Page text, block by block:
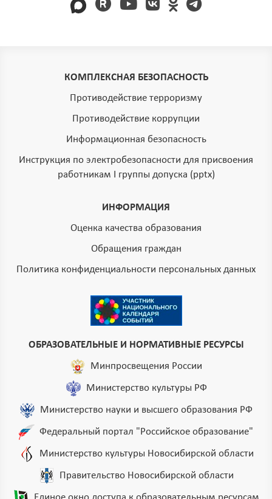
КОМПЛЕКСНАЯ БЕЗОПАСНОСТЬ
Противодействие терроризму
Противодействие коррупции
Информационная безопасность
Инструкция по электробезопасности для присвоения
работникам I группы допуска (pptx)
ИНФОРМАЦИЯ
Оценка качества образования
Обращения граждан
Политика конфиденциальности персональных данных
ОБРАЗОВАТЕЛЬНЫЕ И НОРМАТИВНЫЕ РЕСУРСЫ
Минпросвещения России
Министерство культуры РФ
Министерство науки и высшего образования РФ
Федеральный портал "Российское образование"
Министерство культуры Новосибирской области
Правительство Новосибирской области